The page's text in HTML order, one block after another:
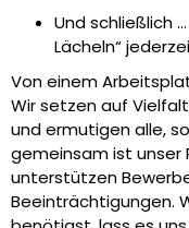
Und schließlich
Lächeln“
Von einem
Wir setzen auf
und ermutigen alle,
gemeinsam ist unser
unterstützen
Beeinträchtigungen.